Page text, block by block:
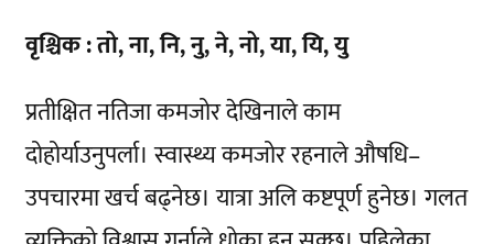
वृश्चिक : तो, ना, नि, नु, ने, नो, या, यि, यु
प्रतीक्षित नतिजा कमजोर देखिनाले काम
दोहोर्याउनुपर्ला। स्वास्थ्य कमजोर रहनाले औषधि–
उपचारमा खर्च बढ्नेछ। यात्रा अलि कष्टपूर्ण हुनेछ। गलत